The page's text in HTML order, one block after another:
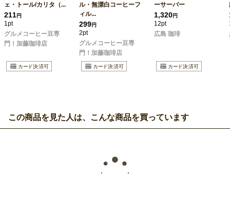
ェ・トール/カリタ（...
211円
1pt
グルメコーヒー豆専
門！加藤珈琲店
ル・無漂白コーヒーフ
ィル...
299円
2pt
グルメコーヒー豆専
門！加藤珈琲店
ーサーバー
1,320円
12pt
広島 珈琲
この商品を見た人は、こんな商品を買っています